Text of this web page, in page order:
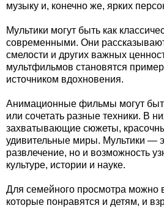
музыку и, конечно же, ярких
Мультики могут быть как
современными. Они
смелости и других важных
мультфильмов становятся
источником вдохновения.
Анимационные фильмы могут
или сочетать разные техники. В
захватывающие сюжеты,
удивительные миры. Мультики —
развлечение, но и возможность
культуре, истории и науке.
Для семейного просмотра можно
которые понравятся и детям, и